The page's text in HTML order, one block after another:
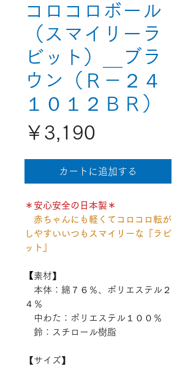
コロコロボール
（スマイリーラ
ビット）＿ブラ
ウン（Ｒ－２４
１０１２ＢＲ）
￥3,190
格
カートに追加する
＊安心安全の日本製＊
赤ちゃんにも軽くてコロコロ転が
しやすいいつもスマイリーな『ラビ
ット』
【 素材】
本体：綿７６％、ポリエステル２
４％
中わた：ポリエステル１００％
鈴：スチロール樹脂
【サイズ】